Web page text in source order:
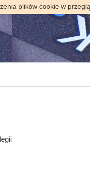
plików cookie w